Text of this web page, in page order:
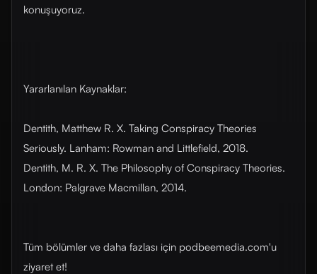
konuşuyoruz.
Yararlanılan Kaynaklar:
Dentith, Matthew R. X. Taking Conspiracy Theories
Seriously. Lanham: Rowman and Littlefield, 2018.
Dentith, M. R. X. The Philosophy of Conspiracy Theories.
London: Palgrave Macmillan, 2014.
Tüm bölümler ve daha fazlası için ⁠⁠⁠⁠⁠⁠⁠⁠⁠⁠⁠⁠⁠⁠⁠⁠⁠⁠⁠⁠⁠⁠podbeemedia.com⁠⁠⁠⁠⁠⁠⁠⁠⁠⁠⁠⁠⁠⁠⁠⁠⁠⁠⁠⁠⁠⁠'u
ziyaret et!